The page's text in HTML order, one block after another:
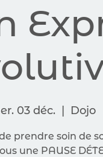
03 déc.
  |
Dojo
prendre soin de
une PAUSE